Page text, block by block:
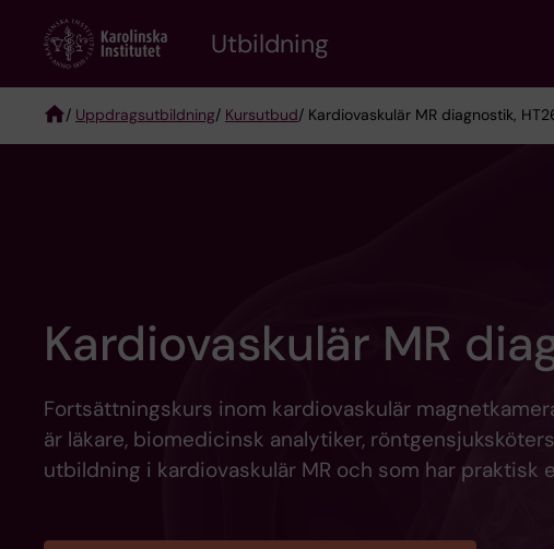
content
Utbildning
Breadcrumb
/ Uppdragsutbildning/ Kursutbud/ Kardiovaskulär MR diagnostik,
Kardiovaskulär MR
Fortsättningskurs inom kardiovaskulär
är läkare, biomedicinsk analytiker,
utbildning i kardiovaskulär MR och som har praktisk